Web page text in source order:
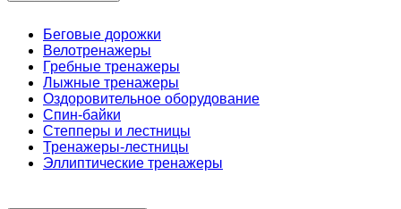
Беговые дорожки
Велотренажеры
Гребные тренажеры
Лыжные тренажеры
Оздоровительное оборудование
Спин-байки
Степперы и лестницы
Тренажеры-лестницы
Эллиптические тренажеры